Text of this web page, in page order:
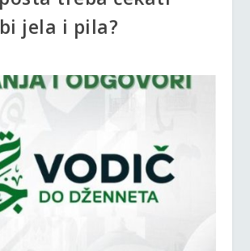
jela i pila?